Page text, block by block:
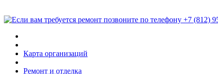
Карта организаций
Ремонт и отделка